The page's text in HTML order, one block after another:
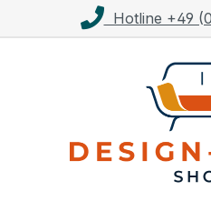
Zum Hauptinhalt springen
+49 (0) 6152 177 66 46